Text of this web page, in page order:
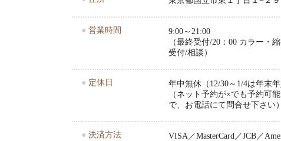
● 営業時間
9:00～21:00
（最終受付/20：00 カラー・
受付/相談）
● 定休日
年中無休（12/30～1/4は年末年
（ネット予約が×でも予約可
で、お電話にて問合せ下さい）
● 決済方法
VISA／MasterCard／JCB／